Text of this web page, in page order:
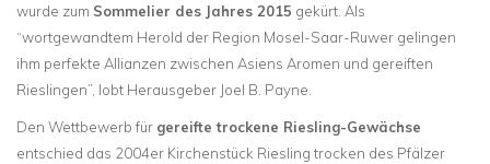
wurde zum Sommelier des Jahres 2015 gekürt. Als
“wortgewandtem Herold der Region Mosel-Saar-Ruwer gelingen
ihm perfekte Allianzen zwischen Asiens Aromen und gereiften
Rieslingen”, lobt Herausgeber Joel B. Payne.
Den Wettbewerb für gereifte trockene Riesling-Gewächse
entschied das 2004er Kirchenstück Riesling trocken des Pfälzer